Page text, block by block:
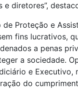
diretores”,
de Proteção e
fins lucrativos,
a penas
a sociedade.
e Executivo,
do